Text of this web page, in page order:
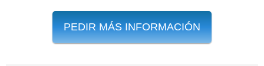
PEDIR MÁS INFORMACIÓN